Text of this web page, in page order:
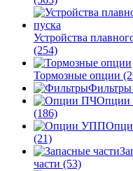
Устройства
(254)
Тормозные опции
Фильтры
(186)
(21)
части (53)